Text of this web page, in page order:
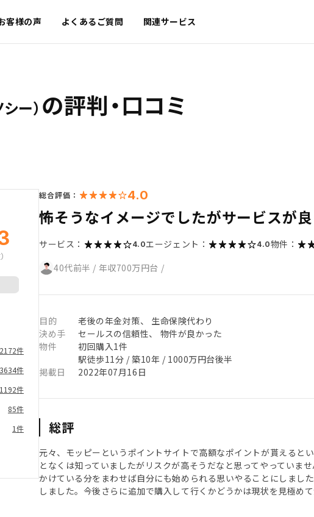
客様の声 よくあるご質問 関連サービス
シー） の評判・口コミ
2172件
3634件
1192件
85件
1件
総合評価： 4.0
怖そうなイメージでしたがサービスが良
サービス： 4.0エージェント： 4.0物件：
40代前半 / 年収700万円台 /
目的
老後の年金対策、 生命保険代わり
決め手
セールスの信頼性、 物件が良かった
物件
初回購入1件
駅徒歩11分 / 築10年 / 1000万円台後半
掲載日
2022年07月16日
総評
元々、モッピーというポイントサイトで高額なポイントが貰えると
となくは知っていましたがリスクが高そうだなと思ってやっていま
かけている分をまわせば自分にも始められる思いやることにしまし
しました。今後さらに追加で購入して行くかどうかは現状を見極め